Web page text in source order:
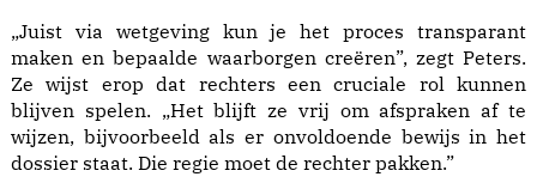
„Juist via wetgeving kun je het proces transparant
maken en bepaalde waarborgen creëren”, zegt Peters.
Ze wijst erop dat rechters een cruciale rol kunnen
blijven spelen. „Het blijft ze vrij om afspraken af te
wijzen, bijvoorbeeld als er onvoldoende bewijs in het
dossier staat. Die regie moet de rechter pakken.”